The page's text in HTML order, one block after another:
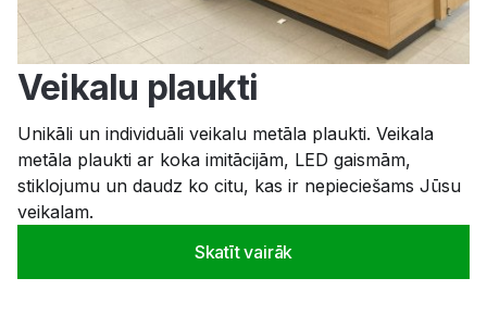
Veikalu plaukti
Unikāli un individuāli veikalu metāla plaukti. Veikala
metāla plaukti ar koka imitācijām, LED gaismām,
stiklojumu un daudz ko citu, kas ir nepieciešams Jūsu
veikalam.
Skatīt vairāk